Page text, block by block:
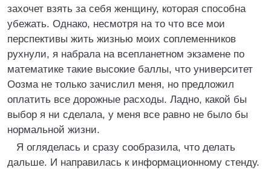
захочет взять за себя женщину, которая способна
убежать. Однако, несмотря на то что все мои
перспективы жить жизнью моих соплеменников
рухнули, я набрала на всепланетном экзамене по
математике такие высокие баллы, что университет
Оозма не только зачислил меня, но предложил
оплатить все дорожные расходы. Ладно, какой бы
выбор я ни сделала, у меня все равно не было бы
нормальной жизни.
Я огляделась и сразу сообразила, что делать
дальше. И направилась к информационному стенду.